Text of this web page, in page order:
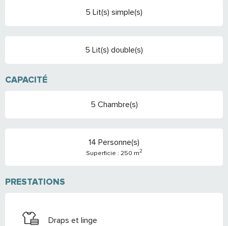
5 Lit(s) simple(s)
5 Lit(s) double(s)
CAPACITÉ
5 Chambre(s)
14 Personne(s)
Superficie : 250 m2
PRESTATIONS
Draps et linge